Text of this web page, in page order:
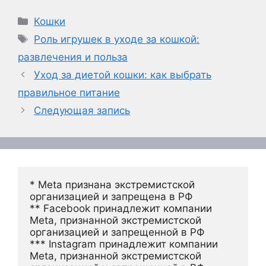
Рубрики
Кошки
Метки
Роль игрушек в уходе за кошкой:
развлечения и польза
Уход за диетой кошки: как выбрать
правильное питание
Следующая запись
* Meta признана экстремистской
организацией и запрещена в РФ
** Facebook принадлежит компании
Meta, признанной экстремистской
организацией и запрещенной в РФ
*** Instagram принадлежит компании
Meta, признанной экстремистской